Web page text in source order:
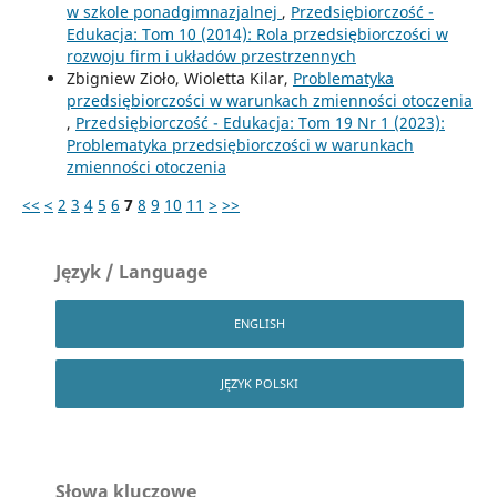
w szkole ponadgimnazjalnej , Przedsiębiorczość -
Edukacja: Tom 10 (2014): Rola przedsiębiorczości w
rozwoju firm i układów przestrzennych
Zbigniew Zioło, Wioletta Kilar, Problematyka
przedsiębiorczości w warunkach zmienności otoczenia
, Przedsiębiorczość - Edukacja: Tom 19 Nr 1 (2023):
Problematyka przedsiębiorczości w warunkach
zmienności otoczenia
<< < 2 3 4 5 6 7 8 9 10 11 > >>
Język / Language
ENGLISH
JĘZYK POLSKI
Słowa kluczowe